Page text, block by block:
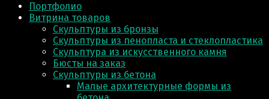
Портфолио
Витрина товаров
Скульптуры из бронзы
Скульптуры из пенопласта и стеклопластика
Скульптура из искусственного камня
Бюсты на заказ
Скульптуры из бетона
Малые архитектурные формы из